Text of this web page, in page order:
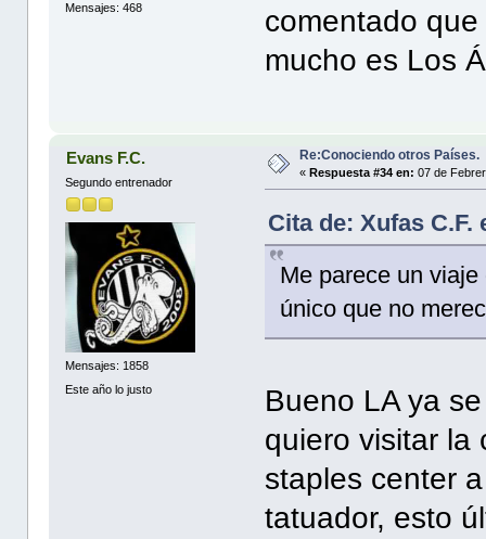
Mensajes: 468
comentado
mucho es Los
Evans F.C.
Segundo entrenador
Mensajes: 1858
Este año lo justo
Re:Conociendo otros Países.
«Respuesta #34 en: 07 de
Cita de: Xufas C.F.
Me parece un
único que no
Bueno LA ya
quiero visitar la
staples center
tatuador, esto